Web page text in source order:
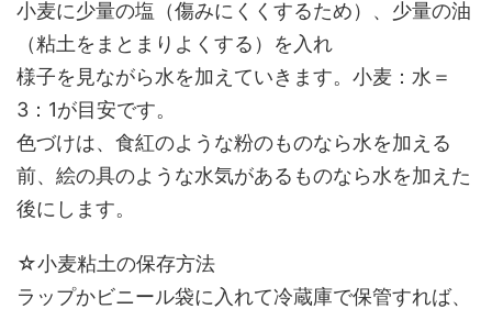
小麦に少量の塩（傷みにくくするため）、少量の油
（粘土をまとまりよくする）を入れ
様子を見ながら水を加えていきます。小麦：水＝
3：1が目安です。
色づけは、食紅のような粉のものなら水を加える
前、絵の具のような水気があるものなら水を加えた
後にします。
☆小麦粘土の保存方法
ラップかビニール袋に入れて冷蔵庫で保管すれば、